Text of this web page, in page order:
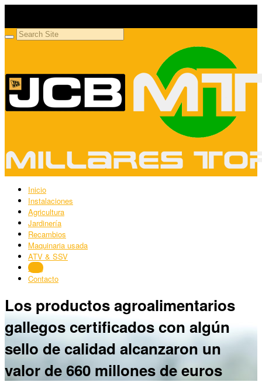
Inicio
Instalaciones
Agricultura
Jardinería
Recambios
Maquinaria usada
ATV & SSV
Blog
Contacto
Los productos agroalimentarios
gallegos certificados con algún
sello de calidad alcanzaron un
valor de 660 millones de euros